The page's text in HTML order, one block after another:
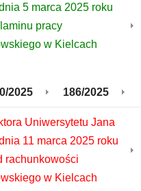
5 marca 2025 roku
pracy
w Kielcach
2025 186/2025
Uniwersytetu Jana
11 marca 2025 roku
rachunkowości
w Kielcach